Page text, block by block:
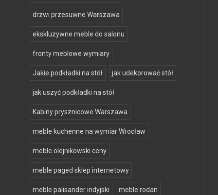
drzwi przesuwne Warszawa
ekskluzywne meble do salonu
fronty meblowe wymiary
Jakie podkładki na stół jak udekorować stół
jak uszyć podkładki na stół
Kabiny prysznicowe Warszawa
meble kuchenne na wymiar Wrocław
meble olejnikowski ceny
meble paged sklep internetowy
meble palisander indyjski meble rodan